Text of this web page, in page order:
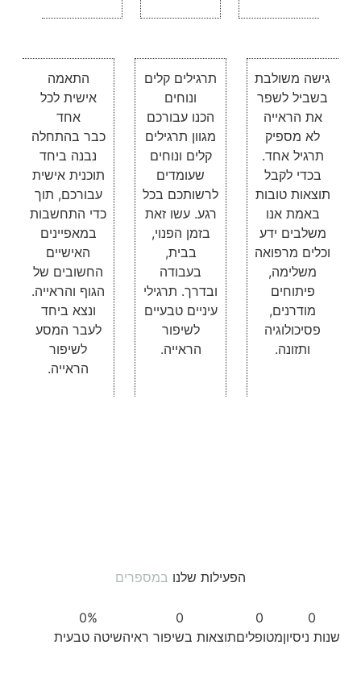
גישה משולבת
בשביל לשפר
את הראייה
לא מספיק
תרגיל אחד.
בכדי לקבל
תוצאות טובות
באמת אנו
משלבים ידע
וכלים מרפואה
משלימה,
פיתוחים
מודרנים,
פסיכולוגיה
ותזונה.
תרגילים קלים
ונוחים
הכנו עבורכם
מגוון תרגילים
קלים ונוחים
שעומדים
לרשותכם בכל
רגע. עשו זאת
בזמן הפנוי,
בבית,
בעבודה
ובדרך. תרגילי
עיניים טבעיים
לשיפור
הראייה.
התאמה
אישית לכל
אחד
כבר בהתחלה
נבנה ביחד
תוכנית אישית
עבורכם, תוך
כדי התחשבות
במאפיינים
האישיים
החשובים של
הגוף והראייה.
ונצא ביחד
לעבר המסע
לשיפור
הראייה.
הפעילות שלנו במספרים
שנות ניסיון
0
מטופלים
0
תוצאות בשיפור ראיה
0
שיטה טבעית
%
0